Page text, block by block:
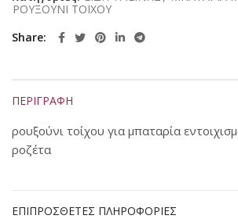
ΡΟΥΞΟΥΝΙ ΤΟΙΧΟΥ
Share
ΠΕΡΙΓΡΑΦΗ
ρουξούνι τοίχου για μπαταρία
ροζέτα
ΕΠΙΠΡΟΣΘΕΤΕΣ ΠΛΗΡΟΦΟΡΙΕΣ